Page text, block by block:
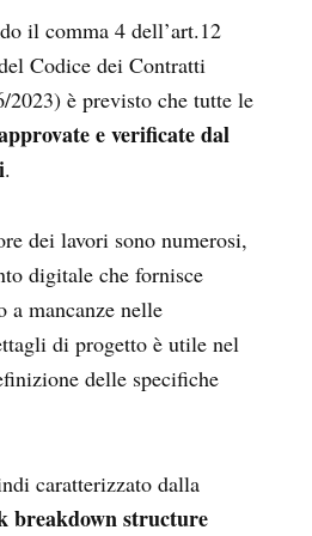
il comma 4 dell’art.12
Codice dei Contratti
è previsto che tutte le
e verificate dal
.
dei lavori sono numerosi,
digitale che fornisce
mancanze nelle
di progetto è utile nel
delle specifiche
caratterizzato dalla
breakdown structure